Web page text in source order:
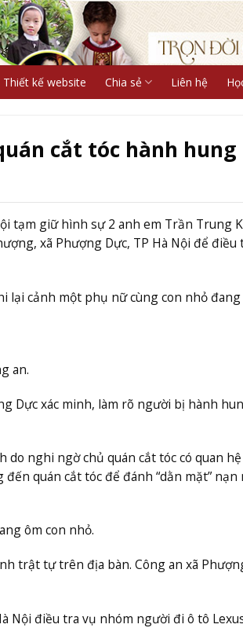
Thiết kế website Chia sẻ Liên hệ
cắt tóc hành
tạm giữ hình sự 2 anh em Trần Trung
xã Phượng Dực, TP Hà Nội để
lại cảnh một phụ nữ cùng con nhỏ
an.
Dực xác minh, làm rõ người bị hành
do nghi ngờ chủ quán cắt tóc có quan
quán cắt tóc để đánh “dằn mặt” nạn
ôm con nhỏ.
trật tự trên địa bàn. Công an xã
Nội điều tra vụ nhóm người đi ô tô